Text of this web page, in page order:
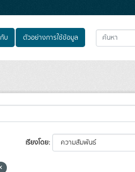
บ ตัวอย่างการใช้ข้อมูล
เรียงโดย